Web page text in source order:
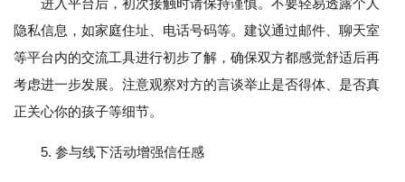
进入平台后，初次接触时请保持谨慎。不要轻易透露个人
隐私信息，如家庭住址、电话号码等。建议通过邮件、聊天室
等平台内的交流工具进行初步了解，确保双方都感觉舒适后再
考虑进一步发展。注意观察对方的言谈举止是否得体、是否真
正关心你的孩子等细节。
5. 参与线下活动增强信任感